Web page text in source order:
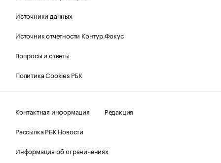
Источники данных
Источник отчетности Контур.Фокус
Вопросы и ответы
Политика Cookies РБК
Контактная информация
Редакция
Рассылка РБК Новости
Информация об ограничениях